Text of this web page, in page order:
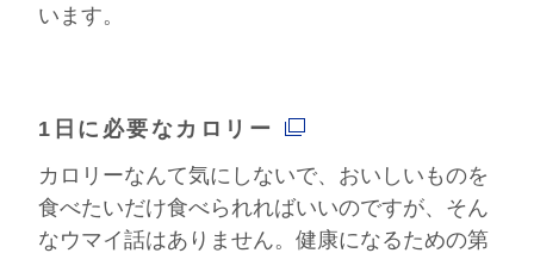
います。
1日に必要なカロリー
カロリーなんて気にしないで、おいしいものを
食べたいだけ食べられればいいのですが、そん
なウマイ話はありません。健康になるための第